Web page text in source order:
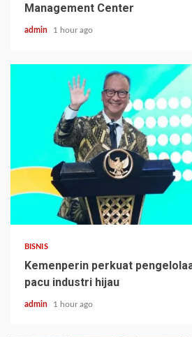
Management Center
admin 1 hour ago
BISNIS
Kemenperin perkuat
pacu industri hijau
admin 1 hour ago